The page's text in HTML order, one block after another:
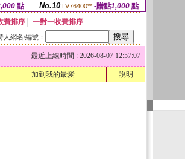
點 No.10 LV76400** -贈點1,000 點
費排序
一對一收費排序
人網名/編號：
最近上線時間 : 2026-08-07 12:57:07
加到我的最愛 說明